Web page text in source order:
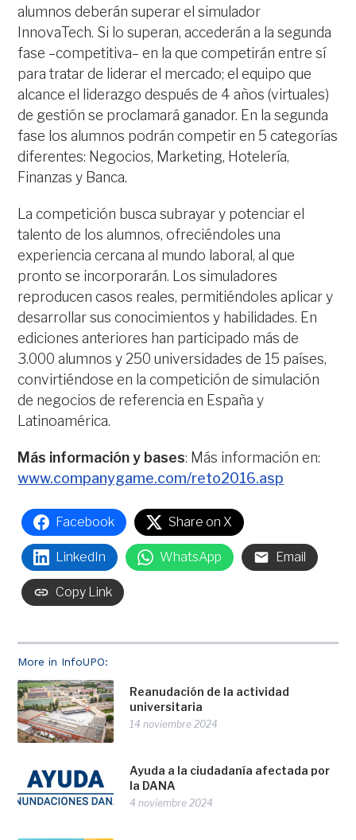
More in InfoUPO:
Reanudación de la actividad
universitaria
14 noviembre 2024
Ayuda a la ciudadanía afectada por
la DANA
4 noviembre 2024
alumnos deberán superar el simulador
InnovaTech. Si lo superan, accederán a la segunda
fase –competitiva– en la que competirán entre sí
para tratar de liderar el mercado; el equipo que
alcance el liderazgo después de 4 años (virtuales)
de gestión se proclamará ganador. En la segunda
fase los alumnos podrán competir en 5 categorías
diferentes: Negocios, Marketing, Hotelería,
Finanzas y Banca.
La competición busca subrayar y potenciar el
talento de los alumnos, ofreciéndoles una
experiencia cercana al mundo laboral, al que
pronto se incorporarán. Los simuladores
reproducen casos reales, permitiéndoles aplicar y
desarrollar sus conocimientos y habilidades. En
ediciones anteriores han participado más de
3.000 alumnos y 250 universidades de 15 países,
convirtiéndose en la competición de simulación
de negocios de referencia en España y
Latinoamérica.
Más información y bases: Más información en:
www.companygame.com/reto2016.asp
Facebook Share on X
LinkedIn WhatsApp Email
Copy Link